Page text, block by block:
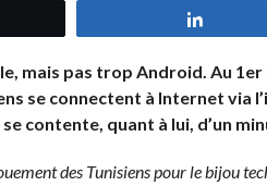
mais pas trop Android. Au 1er
se connectent à Internet via
contente, quant à lui, d’un
des Tunisiens pour le bijou